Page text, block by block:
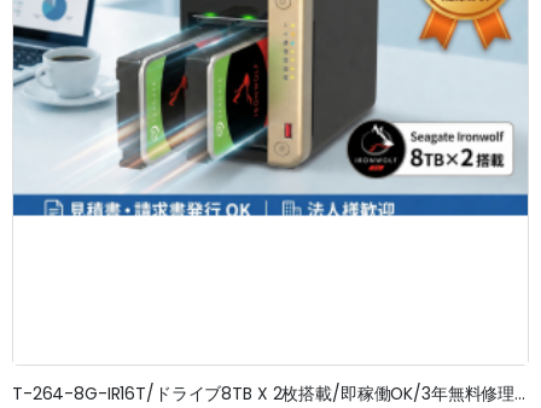
T-264-8G-IR16T/ドライブ8TB X 2枚搭載/即稼働OK/3年無料修理保証